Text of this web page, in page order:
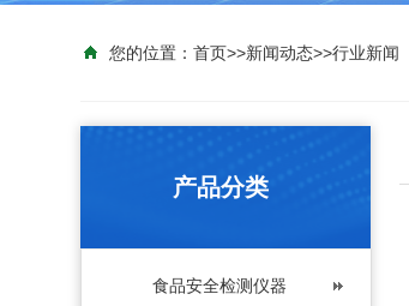
您的位置：首页>>新闻动态>>行业新闻
产品分类
食品安全检测仪器